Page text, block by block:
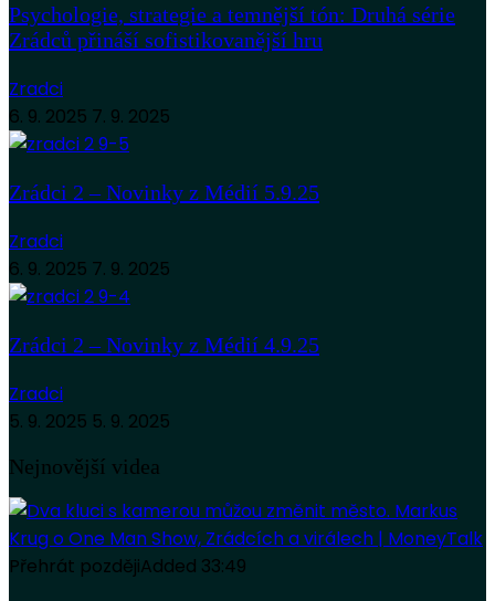
Psychologie, strategie a temnější tón: Druhá série
Zrádců přináší sofistikovanější hru
Zradci
6. 9. 2025 7. 9. 2025
Zrádci 2 – Novinky z Médií 5.9.25
Zradci
6. 9. 2025 7. 9. 2025
Zrádci 2 – Novinky z Médií 4.9.25
Zradci
5. 9. 2025 5. 9. 2025
Nejnovější videa
Přehrát pozdějiAdded 33:49